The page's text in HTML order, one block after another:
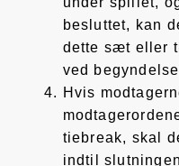
besluttet, kan
dette sæt eller
ved
Hvis
tiebreak, skal
indtil